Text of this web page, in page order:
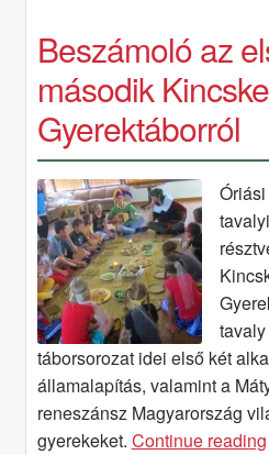
Beszámoló az
második
Gyerektáborról
táborsorozat idei első két
államalapítás, valamint a
reneszánsz Magyarország
gyerekeket. Continue reading